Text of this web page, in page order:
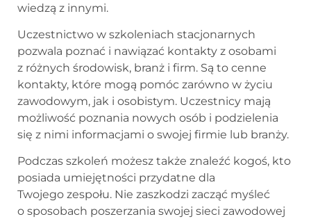
wiedzą z innymi.
Uczestnictwo w szkoleniach stacjonarnych
pozwala poznać i nawiązać kontakty z osobami
z różnych środowisk, branż i firm. Są to cenne
kontakty, które mogą pomóc zarówno w życiu
zawodowym, jak i osobistym. Uczestnicy mają
możliwość poznania nowych osób i podzielenia
się z nimi informacjami o swojej firmie lub branży.
Podczas szkoleń możesz także znaleźć kogoś, kto
posiada umiejętności przydatne dla
Twojego zespołu. Nie zaszkodzi zacząć myśleć
o sposobach poszerzania swojej sieci zawodowej